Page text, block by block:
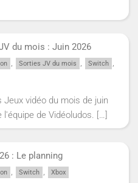
du mois : Juin 2026
, Sorties JV du mois , Switch ,
vidéo du mois de juin
de Vidéoludos. […]
: Le planning
, Switch , Xbox